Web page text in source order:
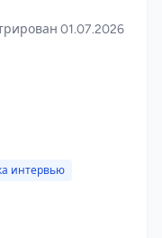
01.07.2026
интервью